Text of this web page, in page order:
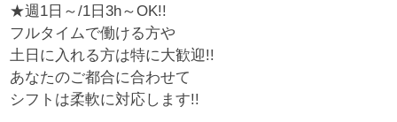
★週1日～/1日3h～OK!!
フルタイムで働ける方や
土日に入れる方は特に大歓迎!!
あなたのご都合に合わせて
シフトは柔軟に対応します!!